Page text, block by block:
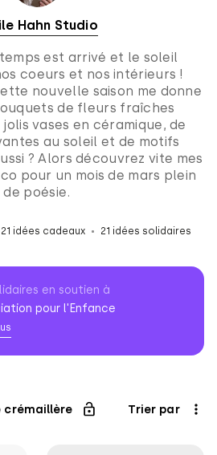
Hahn Studio
est arrivé et le soleil
coeurs et nos intérieurs !
nouvelle saison me donne
de fleurs fraîches
vases en céramique, de
au soleil et de motifs
? Alors découvrez vite mes
pour un mois de mars plein
de poésie.
21 idées cadeaux 21 idées solidaires
en soutien à
pour l'Enfance
crémaillère Trier par